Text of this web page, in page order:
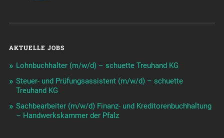
AKTUELLE JOBS
Lohnbuchhalter (m/w/d) – schuette Treuhand KG
Steuer- und Prüfungsassistent (m/w/d) – schuette
Treuhand KG
Sachbearbeiter (m/w/d) Finanz- und Kreditorenbuchhaltung
– Handwerkskammer der Pfalz